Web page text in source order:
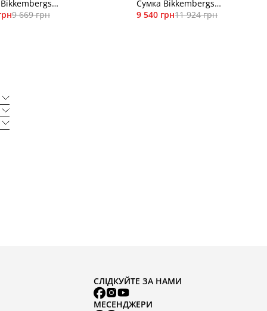
9 669 грн
Сумка Bikkembergs
BKBR01248T
9 540 грн11 924 грн
СЛІДКУЙТЕ ЗА НАМИ
МЕСЕНДЖЕРИ